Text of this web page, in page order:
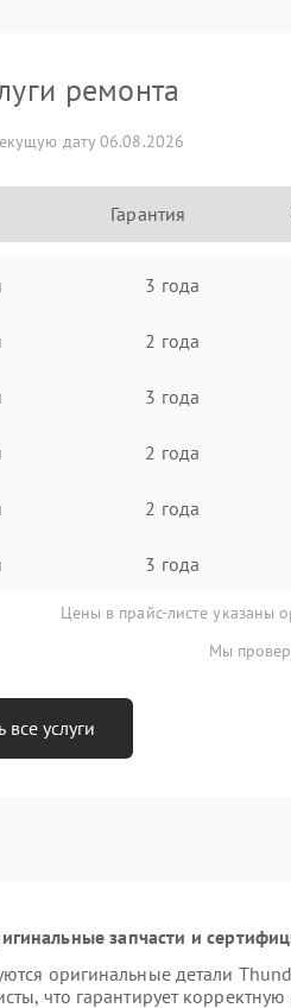
ремонта
дату 06.08.2026
Гарантия
3 года
2 года
3 года
2 года
2 года
3 года
Цены в прайс-листе указаны
Мы
все услуги
запчасти и
оригинальные детали
что гарантирует